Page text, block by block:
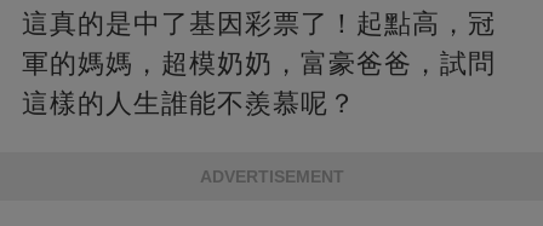
這真的是中了基因彩票了！起點高，冠
軍的媽媽，超模奶奶，富豪爸爸，試問
這樣的人生誰能不羨慕呢？
ADVERTISEMENT